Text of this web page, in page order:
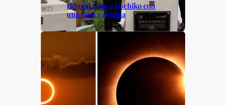
Homenajean a Hachiko con
una nueva estatua